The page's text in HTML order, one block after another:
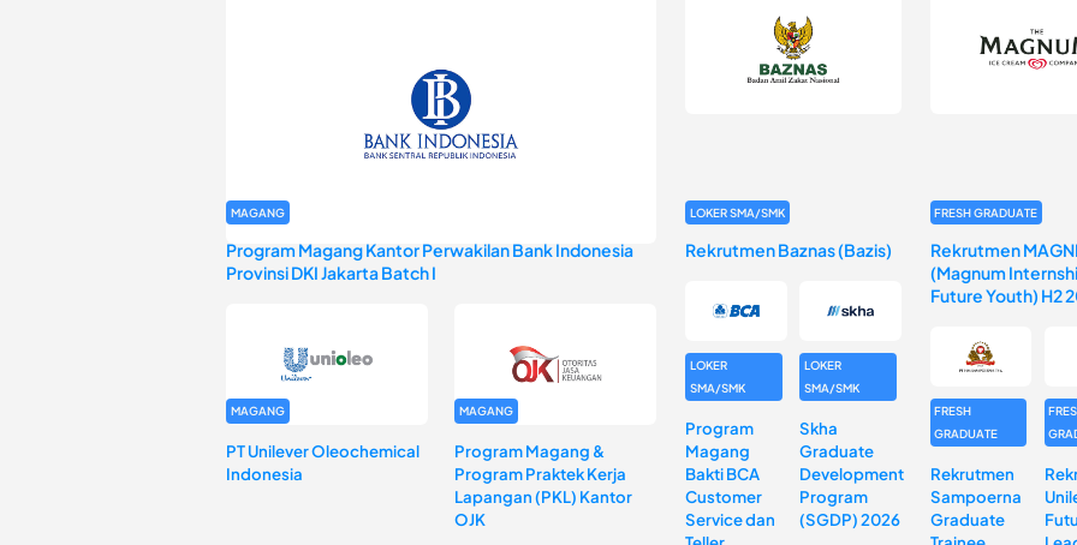
MAGANG
Program Magang Kantor Perwakilan Bank Indonesia
Provinsi DKI Jakarta Batch I
MAGANG
PT Unilever Oleochemical
Indonesia
MAGANG
Program Magang &
Program Praktek Kerja
Lapangan (PKL) Kantor
OJK
LOKER SMA/SMK
Rekrutmen Baznas (Bazis)
LOKER
SMA/SMK
Program
Magang
Bakti BCA
Customer
Service dan
LOKER
SMA/SMK
Skha
Graduate
Development
Program
(SGDP) 2026
FRESH GRADUATE
Rekrutmen
(Magnum
Future Youth) H2
FRESH
GRADUATE
Rekrutmen
Sampoerna
Graduate